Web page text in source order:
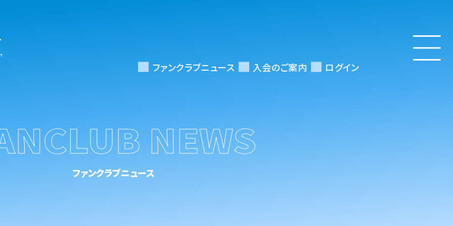
ファンクラブニュース 入会のご案内 ログイン
NEWS
ファンクラブニュース